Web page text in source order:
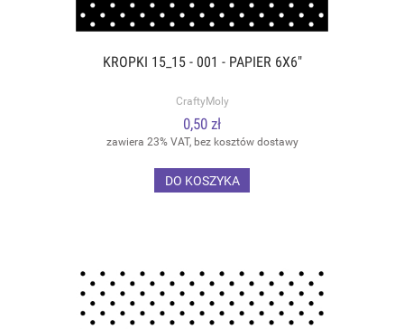
KROPKI 15_15 - 001 - PAPIER 6X6"
CraftyMoly
0,50 zł
zawiera 23% VAT, bez kosztów dostawy
DO KOSZYKA